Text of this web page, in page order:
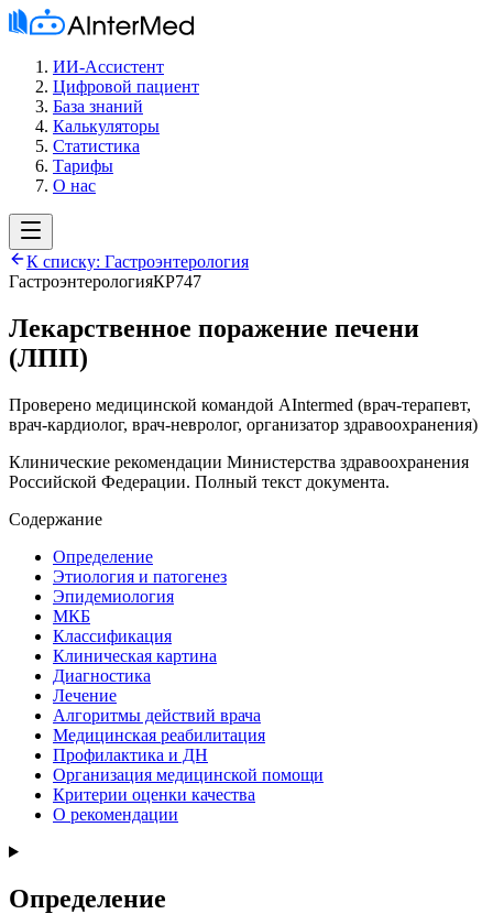
ИИ-Ассистент
Цифровой пациент
База знаний
Калькуляторы
Статистика
Тарифы
О нас
К списку: Гастроэнтерология
ГастроэнтерологияКР747
Лекарственное поражение печени
(ЛПП)
Проверено медицинской командой AIntermed (врач-терапевт,
врач-кардиолог, врач-невролог, организатор здравоохранения)
Клинические рекомендации Министерства здравоохранения
Российской Федерации. Полный текст документа.
Содержание
Определение
Этиология и патогенез
Эпидемиология
МКБ
Классификация
Клиническая картина
Диагностика
Лечение
Алгоритмы действий врача
Медицинская реабилитация
Профилактика и ДН
Организация медицинской помощи
Критерии оценки качества
О рекомендации
Определение